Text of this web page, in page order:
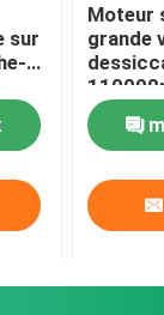
sur
Moteur
grande
sèche-
d'OEM/